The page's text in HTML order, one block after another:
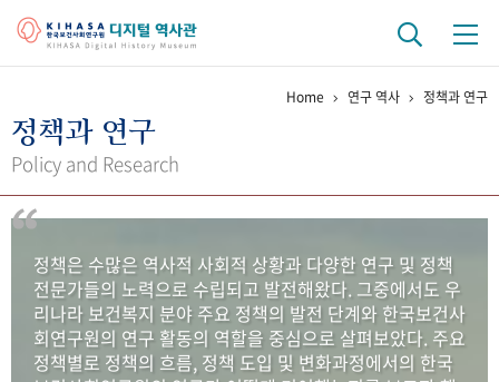
걸어온 길 기관 변천사
연구 역사
정책과 연구 키워드로 보는 연구 역사
연구자들
간행물 변천사
기록물 아카이브
Home 연구 역사 정책과 연구
정책과 연구
Policy and Research
정책은 수많은 역사적 사회적 상황과 다양한 연구 및 정책
전문가들의 노력으로 수립되고 발전해왔다. 그중에서도 우
리나라 보건복지 분야 주요 정책의 발전 단계와 한국보건사
회연구원의 연구 활동의 역할을 중심으로 살펴보았다. 주요
정책별로 정책의 흐름, 정책 도입 및 변화과정에서의 한국